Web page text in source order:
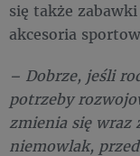
się także
akcesoria
– Dobrze, jeśli
potrzeby
zmienia się wraz
niemowlak,